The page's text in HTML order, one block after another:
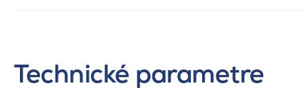
Technické parametre